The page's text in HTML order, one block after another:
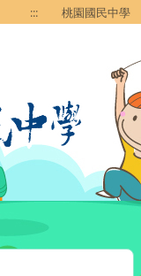
::: 桃園國民中學